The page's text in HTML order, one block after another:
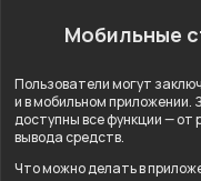
Мобильные
Пользователи могут
и в мобильном приложении.
доступны все функции — от
вывода средств.
Что можно делать в